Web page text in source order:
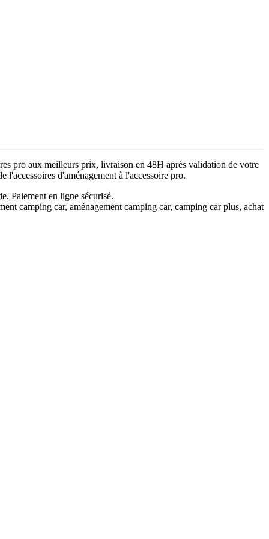
pro aux meilleurs prix, livraison en 48H après validation de votre
d'aménagement à l'accessoire pro.
Paiement en ligne sécurisé.
camping car, aménagement camping car, camping car plus, achat